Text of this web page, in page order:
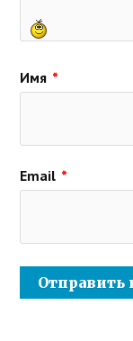
Имя *
Email *